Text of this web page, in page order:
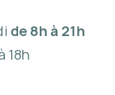
de 8h à 21h
18h